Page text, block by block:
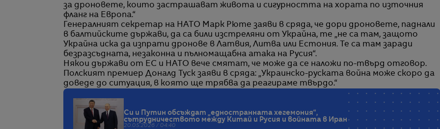
за дроновете, които застрашават живота и сигурността на хората по източния
фланг на Европа.“
Генералният секретар на НАТО Марк Рюте заяви в сряда, че дори дроновете, паднали
в балтийските държави, да са били изстреляни от Украйна, те „не са там, защото
Украйна иска да изпрати дронове в Латвия, Литва или Естония. Те са там заради
безразсъдната, незаконна и пълномащабна атака на Русия“.
Някои държави от ЕС и НАТО вече смятат, че може да се наложи по-твърд отговор.
Полският премиер Доналд Туск заяви в сряда: „Украинско-руската война може скоро да
доведе до ситуация, в която ще трябва да реагираме твърдо.“
Си и Путин обсъждат „едностранната хегемония“,
сътрудничеството между Китай и Русия и войната в Иран
20.05.2026 / 04:40